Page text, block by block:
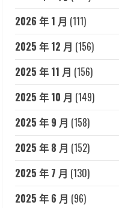
2026 年 1 月 (111)
2025 年 12 月 (156)
2025 年 11 月 (156)
2025 年 10 月 (149)
2025 年 9 月 (158)
2025 年 8 月 (152)
2025 年 7 月 (130)
2025 年 6 月 (96)